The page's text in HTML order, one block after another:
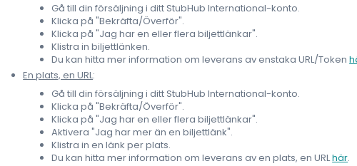
Gå till din försäljning i ditt StubHub International-konto.
Klicka på "Bekräfta/Överför".
Klicka på "Jag har en eller flera biljettlänkar".
Klistra in biljettlänken.
Du kan hitta mer information om leverans av enstaka URL/Token
En plats, en URL:
Gå till din försäljning i ditt StubHub International-konto.
Klicka på "Bekräfta/Överför".
Klicka på "Jag har en eller flera biljettlänkar".
Aktivera "Jag har mer än en biljettlänk".
Klistra in en länk per plats.
Du kan hitta mer information om leverans av en plats, en URLhär.